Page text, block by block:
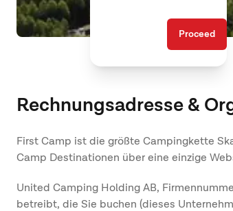
Rechnungsadresse &
First Camp ist die größte Campingkette
Camp Destinationen über eine einzige
United Camping Holding AB,
betreibt, die Sie buchen (dieses
Proceed